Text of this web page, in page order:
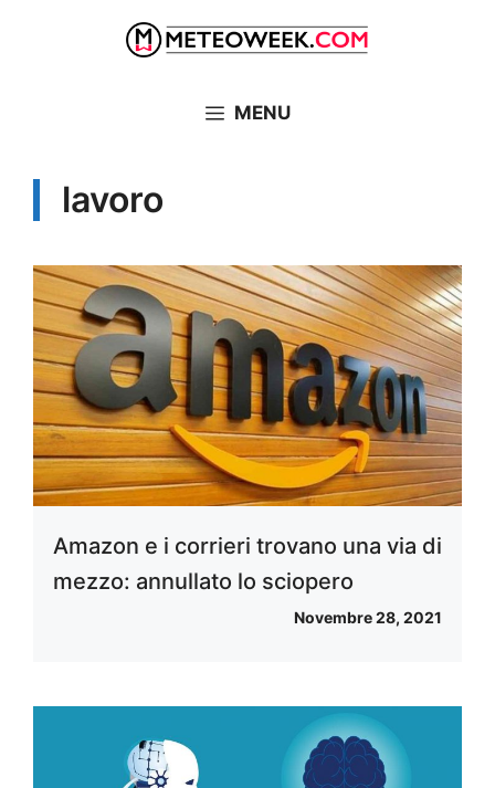
MENU
lavoro
Amazon e i corrieri trovano una via di
mezzo: annullato lo sciopero
Novembre 28, 2021